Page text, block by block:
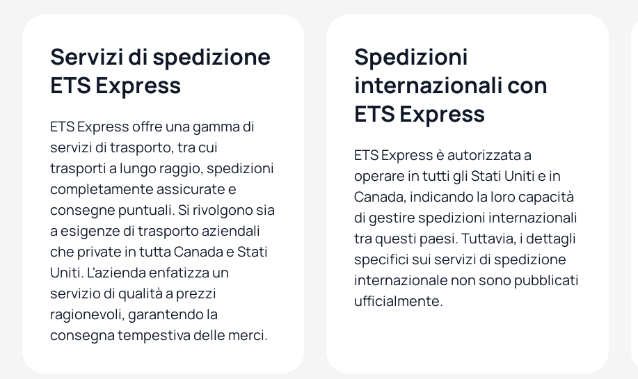
Servizi di spedizione
ETS Express
ETS Express offre una gamma di
servizi di trasporto, tra cui
trasporti a lungo raggio, spedizioni
completamente assicurate e
consegne puntuali. Si rivolgono sia
a esigenze di trasporto aziendali
che private in tutta Canada e Stati
Uniti. L'azienda enfatizza un
servizio di qualità a prezzi
ragionevoli, garantendo la
consegna tempestiva delle merci.
Spedizioni
internazionali con
ETS Express
ETS Express è autorizzata a
operare in tutti gli Stati Uniti e in
Canada, indicando la loro capacità
di gestire spedizioni internazionali
tra questi paesi. Tuttavia, i dettagli
specifici sui servizi di spedizione
internazionale non sono pubblicati
ufficialmente.